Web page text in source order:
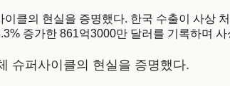
클의 현실을 증명했다. 한국 수출이 사상
증가한 861억3000만 달러를 기록하며
슈퍼사이클의 현실을 증명했다.